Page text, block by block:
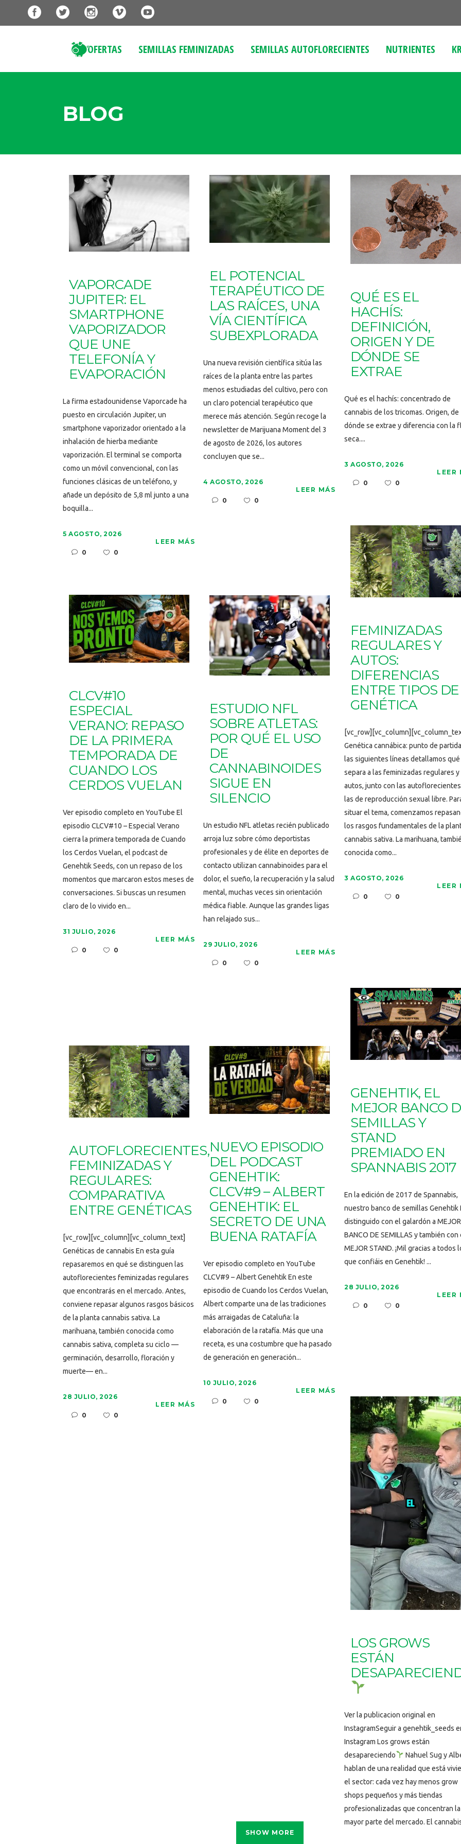
OFERTAS SEMILLAS FEMINIZADAS SEMILLAS AUTOFLORECIENTES NUTRIENTES
BLOG
VAPORCADE
JUPITER: EL
SMARTPHONE
VAPORIZADOR
QUE UNE
TELEFONÍA Y
EVAPORACIÓN
La firma estadounidense Vaporcade ha
puesto en circulación Jupiter, un
smartphone vaporizador orientado a la
inhalación de hierba mediante
vaporización. El terminal se comporta
como un móvil convencional, con las
funciones clásicas de un teléfono, y
añade un depósito de 5,8 ml junto a una
boquilla...
5 AGOSTO, 2026
0 0
LEER MÁS
EL POTENCIAL
TERAPÉUTICO DE
LAS RAÍCES, UNA
VÍA CIENTÍFICA
SUBEXPLORADA
Una nueva revisión científica sitúa las
raíces de la planta entre las partes
menos estudiadas del cultivo, pero con
un claro potencial terapéutico que
merece más atención. Según recoge la
newsletter de Marijuana Moment del 3
de agosto de 2026, los autores
concluyen que se...
4 AGOSTO, 2026
0 0
LEER MÁS
QUÉ ES EL
HACHÍS:
DEFINICIÓN,
ORIGEN Y DE
DÓNDE SE
EXTRAE
Qué es el hachís: concentrado de
cannabis de los tricomas. Origen, de
dónde se extrae y diferencia con la
seca....
3 AGOSTO, 2026
0 0
LEER
FEMINIZADAS
REGULARES Y
AUTOS:
DIFERENCIAS
ENTRE TIPOS DE
GENÉTICA
Genética cannábica: punto de
las siguientes líneas detallamos qué
separa a las feminizadas regulares y
autos, junto con las
las de reproducción sexual libre.
situar el tema, comenzamos
los rasgos fundamentales de la
cannabis sativa. La marihuana,
conocida como...
3 AGOSTO, 2026
0 0
LEER
CLCV#10
ESPECIAL
VERANO: REPASO
DE LA PRIMERA
TEMPORADA DE
CUANDO LOS
CERDOS VUELAN
Ver episodio completo en YouTube El
episodio CLCV#10 – Especial Verano
cierra la primera temporada de Cuando
los Cerdos Vuelan, el podcast de
Genehtik Seeds, con un repaso de los
momentos que marcaron estos meses de
conversaciones. Si buscas un resumen
claro de lo vivido en...
31 JULIO, 2026
0 0
LEER MÁS
ESTUDIO NFL
SOBRE ATLETAS:
POR QUÉ EL USO
DE
CANNABINOIDES
SIGUE EN
SILENCIO
Un estudio NFL atletas recién publicado
arroja luz sobre cómo deportistas
profesionales y de élite en deportes de
contacto utilizan cannabinoides para el
dolor, el sueño, la recuperación y la salud
mental, muchas veces sin orientación
médica fiable. Aunque las grandes ligas
han relajado sus...
29 JULIO, 2026
0 0
LEER MÁS
GENEHTIK, EL
MEJOR BANCO
SEMILLAS Y
STAND
PREMIADO EN
SPANNABIS 2017
En la edición de 2017 de Spannabis,
nuestro banco de semillas Genehtik
distinguido con el galardón a MEJOR
BANCO DE SEMILLAS y también con
MEJOR STAND. ¡Mil gracias a todos
que confiáis en Genehtik! ...
28 JULIO, 2026
0 0
LEER
AUTOFLORECIENTES,
FEMINIZADAS Y
REGULARES:
COMPARATIVA
ENTRE GENÉTICAS
[vc_row][vc_column][vc_column_text]
Genéticas de cannabis En esta guía
repasaremos en qué se distinguen las
autoflorecientes feminizadas regulares
que encontrarás en el mercado. Antes,
conviene repasar algunos rasgos básicos
de la planta cannabis sativa. La
marihuana, también conocida como
cannabis sativa, completa su ciclo —
germinación, desarrollo, floración y
muerte— en...
28 JULIO, 2026
0 0
LEER MÁS
NUEVO EPISODIO
DEL PODCAST
GENEHTIK:
CLCV#9 – ALBERT
GENEHTIK: EL
SECRETO DE UNA
BUENA RATAFÍA
Ver episodio completo en YouTube
CLCV#9 – Albert Genehtik En este
episodio de Cuando los Cerdos Vuelan,
Albert comparte una de las tradiciones
más arraigadas de Cataluña: la
elaboración de la ratafía. Más que una
receta, es una costumbre que ha pasado
de generación en generación...
10 JULIO, 2026
0 0
LEER MÁS
LOS GROWS
ESTÁN
Ver la publicacion original en
InstagramSeguir a genehtik_seeds
Instagram Los grows están
desapareciendo
Nahuel Sug y
hablan de una realidad que está
el sector: cada vez hay menos grow
shops pequeños y más tiendas
profesionalizadas que concentran la
mayor parte del mercado. El
SHOW MORE